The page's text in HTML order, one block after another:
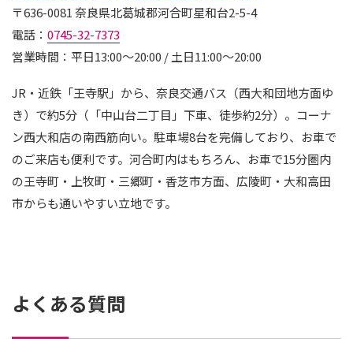
〒636-0081 奈良県北葛城郡河合町星和台2-5-4
電話： 0745-32-7373
営業時間：平日13:00〜20:00 / 土日11:00〜20:00
JR・近鉄「王寺駅」から、奈良交通バス（西大和団地方面ゆ
き）で約5分（「中山台二丁目」下車、徒歩約2分）。コーナ
ン西大和店の南西筋向い。駐車場8台を完備しており、お車で
のご来店も便利です。河合町内はもちろん、お車で15分圏内
の王寺町・上牧町・三郷町・香芝市方面、広陵町・大和高田
市からも通いやすい立地です。
よくある質問